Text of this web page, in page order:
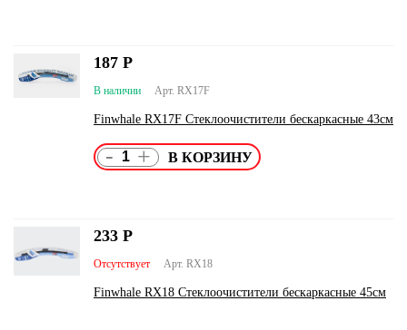
Арт. RX17F
В наличии
Finwhale RX17F Стеклоочистители бескаркасные 43см
187 Р
- +
Арт. RX18
Отсутствует
Finwhale RX18 Стеклоочистители бескаркасные 45см
233 Р